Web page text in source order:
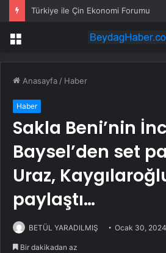
Türkiye ile Çin Ekonomi Forumu
Menü
Anasayfa / Haber
Haber
Sakla Beni’nin
Baysel’den set
Uraz,
paylaştı…
BETÜL YARADILMIŞ Ocak 30, 2024
Bir dakikadan az